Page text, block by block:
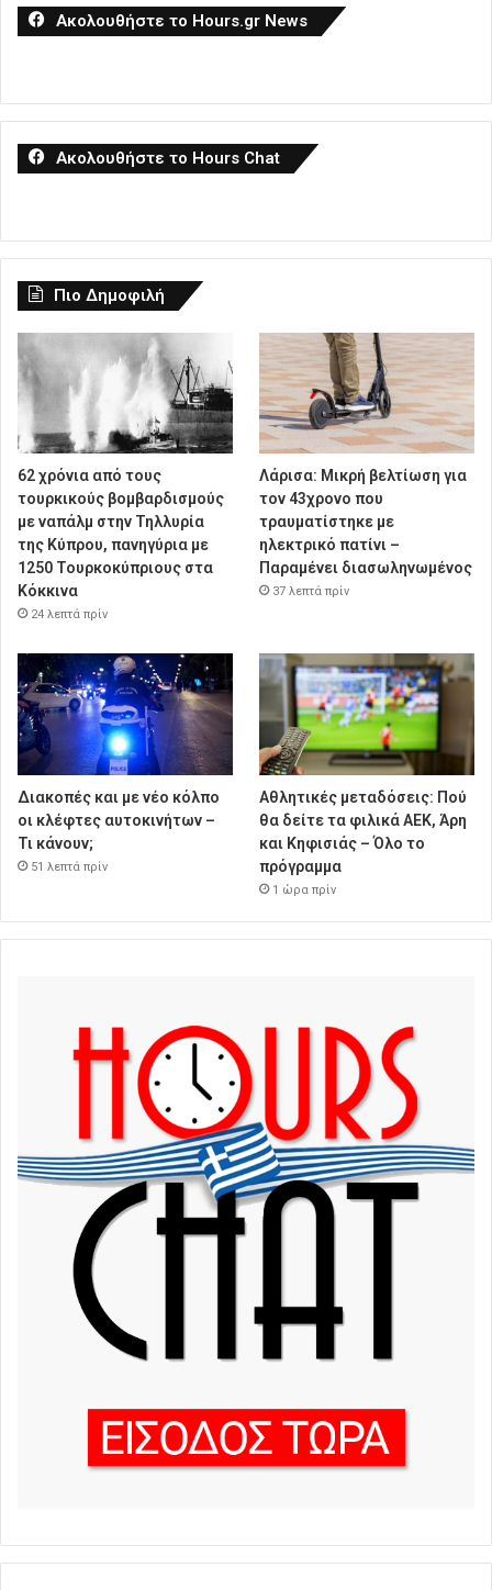
Ακολουθήστε το Hours.gr News
Ακολουθήστε το Hours Chat
Πιο Δημοφιλή
62 χρόνια από τους
τουρκικούς βομβαρδισμούς
με ναπάλμ στην Τηλλυρία
της Κύπρου, πανηγύρια με
1250 Τουρκοκύπριους στα
Κόκκινα
24 λεπτά πρίν
Λάρισα: Μικρή βελτίωση για
τον 43χρονο που
τραυματίστηκε με
ηλεκτρικό πατίνι –
Παραμένει διασωληνωμένος
37 λεπτά πρίν
Διακοπές και με νέο κόλπο
οι κλέφτες αυτοκινήτων –
Τι κάνουν;
51 λεπτά πρίν
Αθλητικές μεταδόσεις: Πού
θα δείτε τα φιλικά ΑΕΚ, Άρη
και Κηφισιάς – Όλο το
πρόγραμμα
1 ώρα πρίν